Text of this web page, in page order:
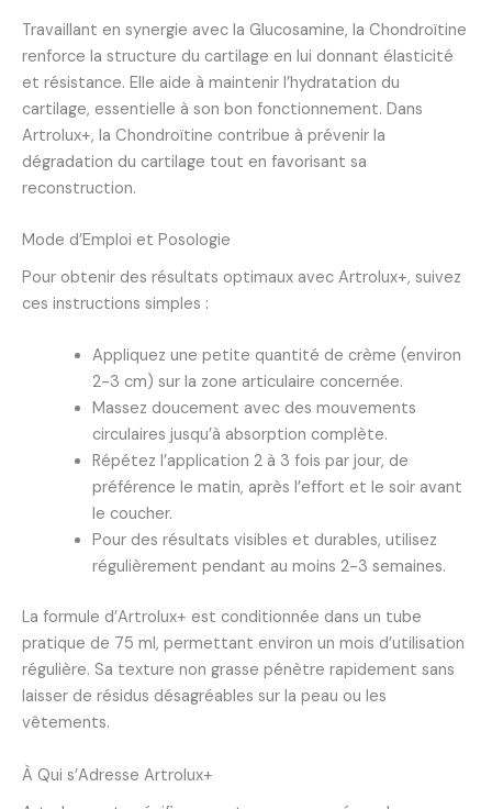
Travaillant en synergie avec la Glucosamine, la Chondroïtine
renforce la structure du cartilage en lui donnant élasticité
et résistance. Elle aide à maintenir l’hydratation du
cartilage, essentielle à son bon fonctionnement. Dans
Artrolux+, la Chondroïtine contribue à prévenir la
dégradation du cartilage tout en favorisant sa
reconstruction.
Mode d’Emploi et Posologie
Pour obtenir des résultats optimaux avec Artrolux+, suivez
ces instructions simples :
Appliquez une petite quantité de crème (environ
2-3 cm) sur la zone articulaire concernée.
Massez doucement avec des mouvements
circulaires jusqu’à absorption complète.
Répétez l’application 2 à 3 fois par jour, de
préférence le matin, après l’effort et le soir avant
le coucher.
Pour des résultats visibles et durables, utilisez
régulièrement pendant au moins 2-3 semaines.
La formule d’Artrolux+ est conditionnée dans un tube
pratique de 75 ml, permettant environ un mois d’utilisation
régulière. Sa texture non grasse pénètre rapidement sans
laisser de résidus désagréables sur la peau ou les
vêtements.
À Qui s’Adresse Artrolux+